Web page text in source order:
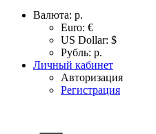
Валюта: р.
Euro: €
US Dollar: $
Рубль: р.
Личный кабинет
Авторизация
Регистрация